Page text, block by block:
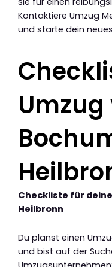
Kontaktiere Umzug
und starte dein
Umzug
Checkliste für
Heilbronn
Du planst einen
und bist auf der